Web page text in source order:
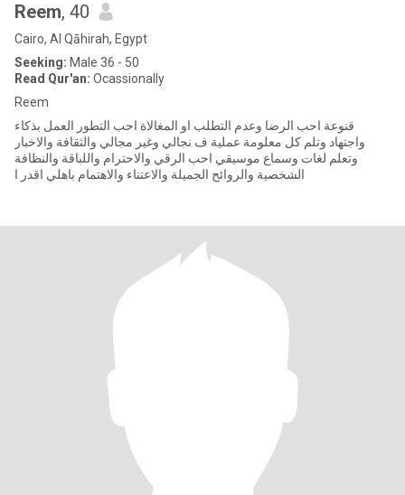
Reem, 40
Cairo, Al Qāhirah, Egypt
Seeking: Male 36 - 50
Read Qur'an: Ocassionally
Reem
قنوعة احب الرضا وعدم التطلب او المغالاة احب التطور العمل بذكاء
واجتهاد وتلم كل معلومة عملية ف نجالي وغير مجالي والثقافة والاخبار
وتعلم لغات وسماع موسيقي احب الرقي والاحترام واللباقة والنظافة
الشخصية والروائح الجميلة والاعتناء والاهتمام باهلي اقدر ا